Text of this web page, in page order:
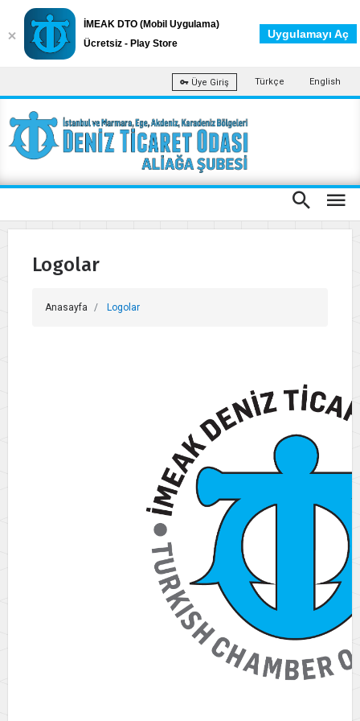
Üye Giriş Türkçe English
Logolar
Anasayfa Logolar
İMEAK DTO (Mobil Uygulama)
Ücretsiz - Play Store
Uygulamayı Aç